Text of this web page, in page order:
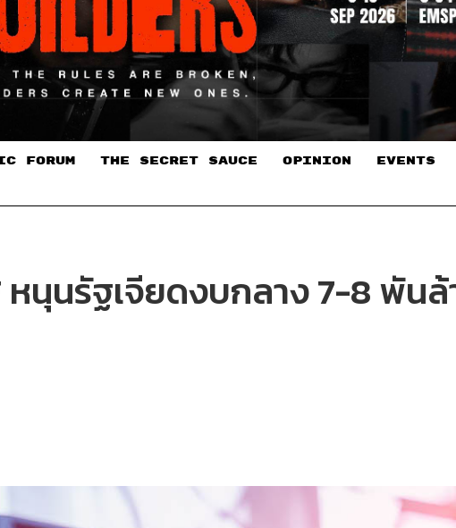
FORUM THE SECRET SAUCE​ OPINION EVENTS
หนุนรัฐเจียดงบกลาง 7-8 พัน